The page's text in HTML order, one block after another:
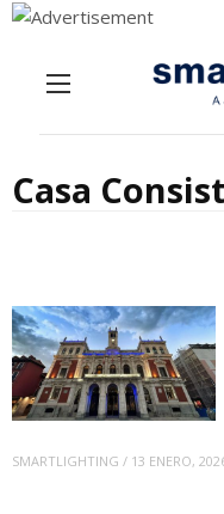
Casa
SMARTLIGHTING / 13 ENERO,